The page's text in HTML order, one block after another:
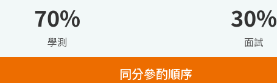
70%
學測
30%
面試
同分參酌順序